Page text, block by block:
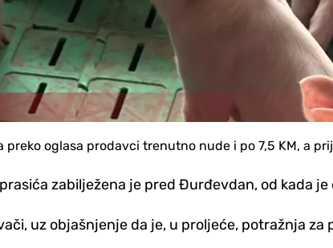
preko oglasa prodavci trenutno nude i po 7,5 KM, a
zabilježena je pred Đurđevdan, od kada
uz objašnjenje da je, u proljeće, potražnja